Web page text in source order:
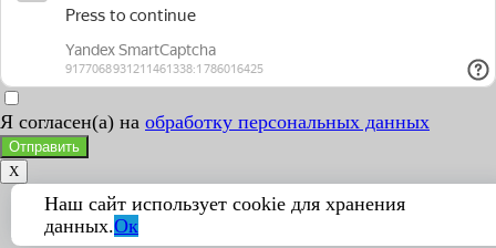
Я согласен(а) на обработку персональных данных
Отправить
X
Наш сайт использует cookie для хранения
данных.Ок